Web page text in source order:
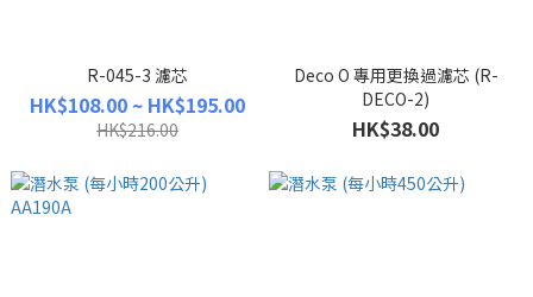
R-045-3 濾芯
HK$108.00 ~ HK$195.00
HK$216.00
Deco O 專用更換過濾芯 (R-
DECO-2)
HK$38.00